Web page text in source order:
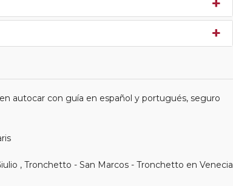
autocar con guía en español y portugués, seguro
, Tronchetto - San Marcos - Tronchetto en Venecia